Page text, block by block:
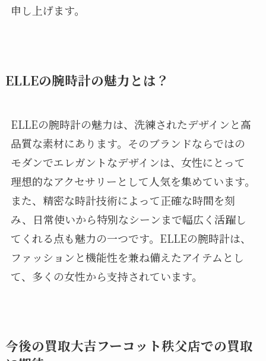
申し上げます。
ELLEの腕時計の魅力とは？
ELLEの腕時計の魅力は、洗練されたデザインと高
品質な素材にあります。そのブランドならではの
モダンでエレガントなデザインは、女性にとって
理想的なアクセサリーとして人気を集めています。
また、精密な時計技術によって正確な時間を刻
み、日常使いから特別なシーンまで幅広く活躍し
てくれる点も魅力の一つです。ELLEの腕時計は、
ファッションと機能性を兼ね備えたアイテムとし
て、多くの女性から支持されています。
今後の買取大吉フーコット秩父店での買取